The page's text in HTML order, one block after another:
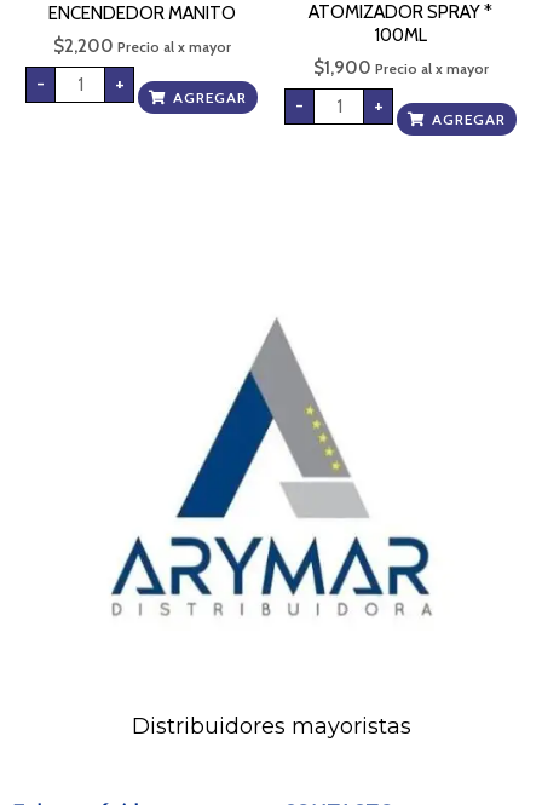
ENCENDEDOR MANITO
$2,200 Precio al x mayor
- +
AGREGAR
ATOMIZADOR SPRAY *
100ML
$1,900 Precio al x mayor
- +
AGREGAR
Distribuidores mayoristas